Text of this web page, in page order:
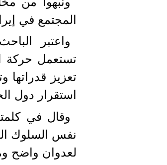
المجتمع في
واعتبر
تستعمل حركة
تعزيز قدراتها
استقرار دول
وقال في
نفس السلوك
لعدوان واضح